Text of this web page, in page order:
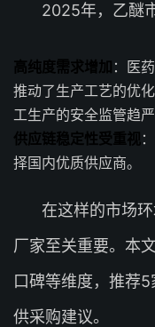
2025年，乙醚
高纯度需求增加 ：医
推动了生产工艺的优化
工生产的安全监管趋
供应链稳定性受重视
择国内优质供应商。
在这样的市场
厂家至关重要。本
口碑等维度，推荐
供采购建议。